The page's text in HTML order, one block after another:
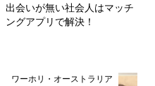
出会いが無い社会人はマッチ
ングアプリで解決！
ワーホリ・オーストラリア